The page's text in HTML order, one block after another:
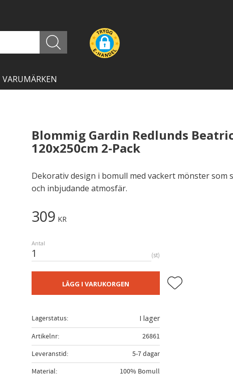
VARUMÄRKEN
Blommig Gardin Redlunds
120x250cm 2-Pack
Dekorativ design i bomull med vackert mönster som
och inbjudande atmosfär.
309 KR
Antal
st
LÄGG I VARUKORGEN Lägg till i favoriter
Lagerstatus
I lager
Artikelnr
26861
Leveranstid
5-7 dagar
Material
100% Bomull